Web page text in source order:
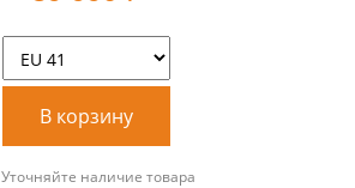
В корзину
Уточняйте наличие товара